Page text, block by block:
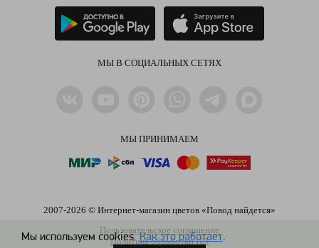
Мы используем cookies.Как это работает.
МЫ В СОЦИАЛЬНЫХ СЕТЯХ
МЫ ПРИНИМАЕМ
2007-2026 © Интернет-магазин цветов «Повод найдется»
Пользовательское соглашение
Политика обработки ПД